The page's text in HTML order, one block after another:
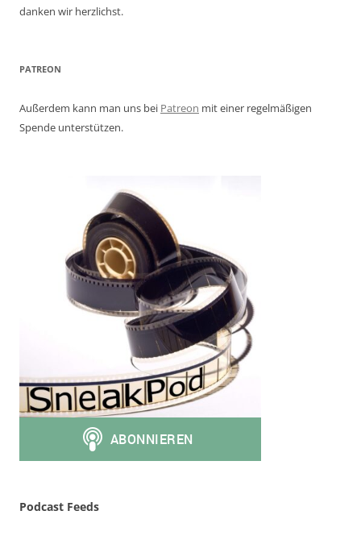
danken wir herzlichst.
PATREON
Außerdem kann man uns bei Patreon mit einer regelmäßigen
Spende unterstützen.
Podcast Feeds